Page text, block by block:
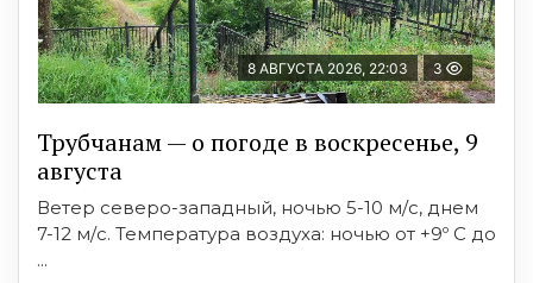
8 АВГУСТА 2026, 22:03 3
Трубчанам — о погоде в воскресенье, 9
августа
Ветер северо-западный, ночью 5-10 м/с, днем
7-12 м/с. Температура воздуха: ночью от +9º C до
...